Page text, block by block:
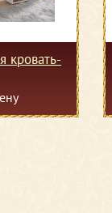
кровать-